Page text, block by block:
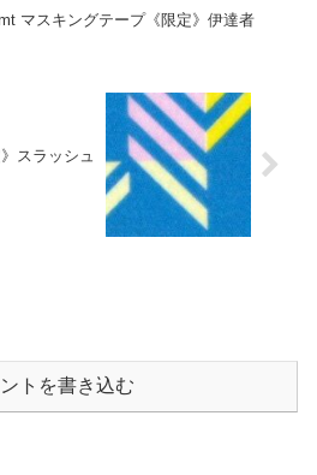
マスキングテープ《限定》伊達者
スラッシュ
トを書き込む